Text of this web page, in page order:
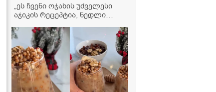
„ეს ჩვენი ოჯახის უძველესი
აჯიკის რეცეპტია, ნედლი
მკითხველის ვიდეორეცეპტი